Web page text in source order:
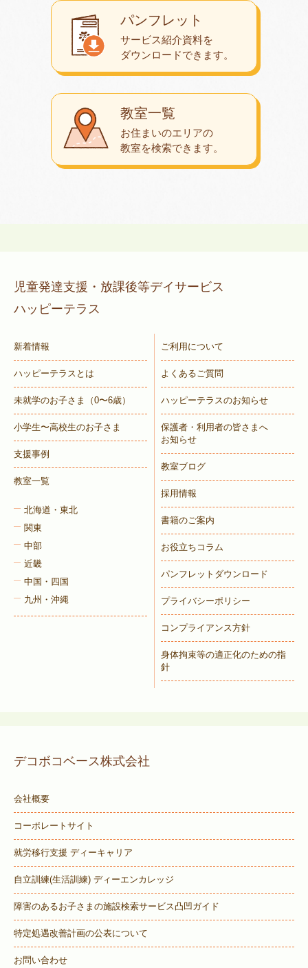
教室一覧
お住まいのエリアの
教室を検索できます。
パンフレット
サービス紹介資料を
ダウンロードできます。
児童発達支援・放課後等デイサービス
ハッピーテラス
新着情報
ハッピーテラスとは
未就学のお子さま （0〜6歳）
小学生〜高校生のお子さま
支援事例
教室一覧
北海道・東北
関東
中部
近畿
中国・四国
九州・沖縄
ご利用について
よくあるご質問
ハッピーテラスのお知らせ
保護者・利用者の皆さまへ
お知らせ
教室ブログ
採用情報
書籍のご案内
お役立ちコラム
パンフレットダウンロード
プライバシーポリシー
コンプライアンス方針
身体拘束等の適正化のための指
針
デコボコベース株式会社
会社概要
コーポレートサイト
就労移行支援 ディーキャリア
自立訓練(生活訓練) ディーエンカレッジ
障害のあるお子さまの施設検索サービス凸凹ガイド
特定処遇改善計画の公表について
お問い合わせ